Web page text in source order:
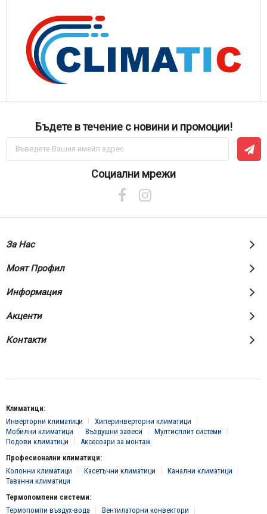
Бъдете в течение с новини и промоции!
Абонирай
за
Социални мрежи
За Нас
Моят Профил
Информация
Акценти
Контакти
Климатици:
Инверторни климатици
Хиперинверторни климатици
Мобилни климатици
Въздушни завеси
Мултисплит системи
Подови климатици
Аксесоари за монтаж
Професионални климатици:
Колонни климатици
Касетъчни климатици
Канални климатици
Таванни климатици
Термопомпени системи:
Термопомпи въздух-вода
Вентилаторни конвектори